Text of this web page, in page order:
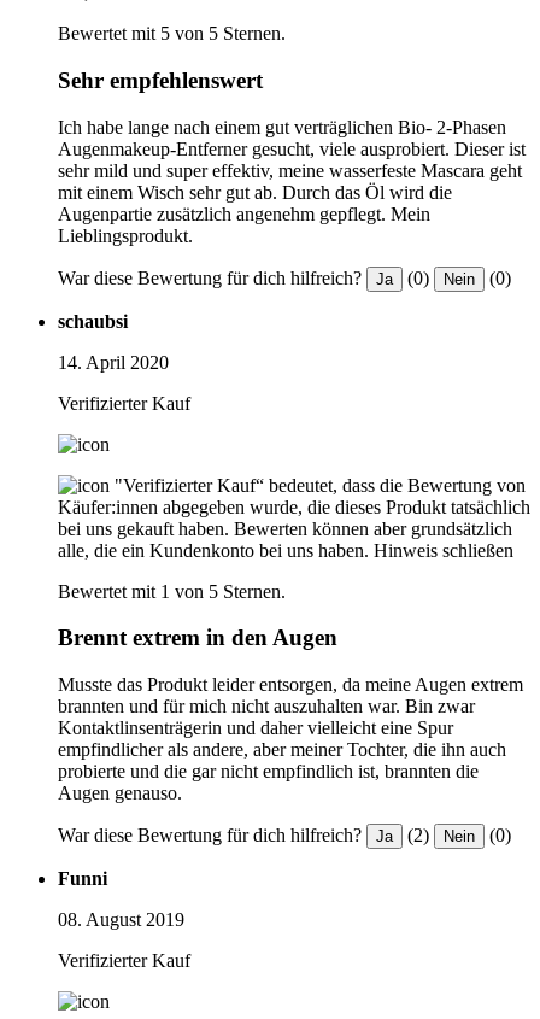
Bewertet mit 5 von 5 Sternen.
Sehr empfehlenswert
Ich habe lange nach einem gut verträglichen Bio- 2-Phasen
Augenmakeup-Entferner gesucht, viele ausprobiert. Dieser ist
sehr mild und super effektiv, meine wasserfeste Mascara geht
mit einem Wisch sehr gut ab. Durch das Öl wird die
Augenpartie zusätzlich angenehm gepflegt. Mein
Lieblingsprodukt.
War diese Bewertung für dich hilfreich? Ja (0) Nein (0)
schaubsi
14. April 2020
Verifizierter Kauf
"Verifizierter Kauf“ bedeutet, dass die Bewertung von
Käufer:innen abgegeben wurde, die dieses Produkt tatsächlich
bei uns gekauft haben. Bewerten können aber grundsätzlich
alle, die ein Kundenkonto bei uns haben. Hinweis schließen
Bewertet mit 1 von 5 Sternen.
Brennt extrem in den Augen
Musste das Produkt leider entsorgen, da meine Augen extrem
brannten und für mich nicht auszuhalten war. Bin zwar
Kontaktlinsenträgerin und daher vielleicht eine Spur
empfindlicher als andere, aber meiner Tochter, die ihn auch
probierte und die gar nicht empfindlich ist, brannten die
Augen genauso.
War diese Bewertung für dich hilfreich? Ja (2) Nein (0)
Funni
08. August 2019
Verifizierter Kauf